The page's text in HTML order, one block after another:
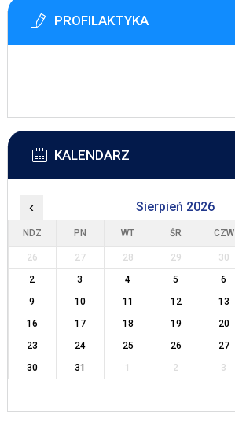
PROFILAKTYKA
KALENDARZ
‹ Sierpień 2026
NDZ PN WT ŚR CZW
26 27 28 29 30
2
3 4 5 6
9
10 11 12 13
16
17 18 19 20
23
24 25 26 27
30
31 1 2 3